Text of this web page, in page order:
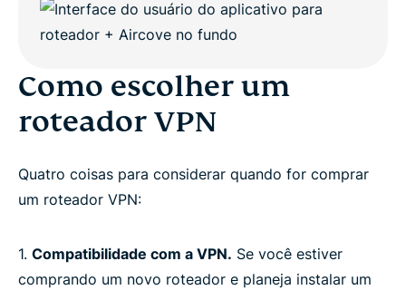
Como escolher um
roteador VPN
Quatro coisas para considerar quando for comprar
um roteador VPN:
1. Compatibilidade com a VPN. Se você estiver
comprando um novo roteador e planeja instalar um